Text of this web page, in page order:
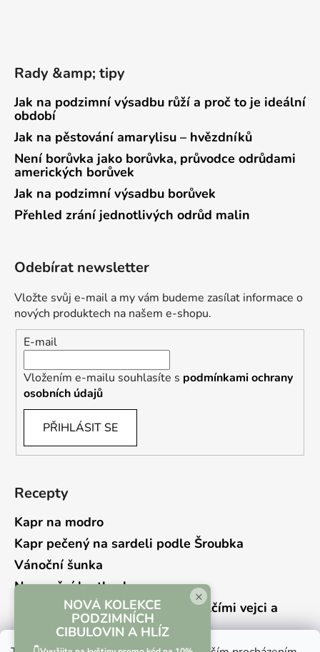
Rady &amp; tipy
Jak na podzimní výsadbu růží a proč to je ideální
období
Jak na pěstování amarylisu – hvězdníků
Není borůvka jako borůvka, průvodce odrůdami
amerických borůvek
Jak na podzimní výsadbu borůvek
Přehled zrání jednotlivých odrůd malin
Odebírat newsletter
Vložte svůj e-mail a my vám budeme zasílat informace o
nových produktech na našem e-shopu.
E-mail
Vložením e-mailu souhlasíte s podmínkami ochrany
osobních údajů
PŘIHLÁSIT SE
Recepty
Kapr na modro
Kapr pečený na sardeli podle Šroubka
Vánoční šunka
Novoroční hrstkovka
Lehký bramborový salát s křepelčími vejci a
kyselou okurkou
×
NOVÁ KOLEKCE
PODZIMNÍCH
CIBULOVIN A HLÍZ